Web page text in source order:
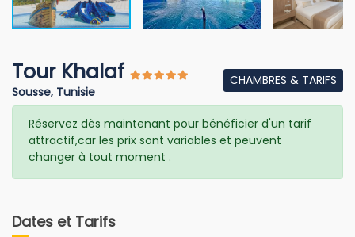
Tour Khalaf
Sousse, Tunisie
CHAMBRES & TARIFS
Réservez dès maintenant pour bénéficier d'un tarif
attractif,car les prix sont variables et peuvent
changer à tout moment .
Dates et Tarifs